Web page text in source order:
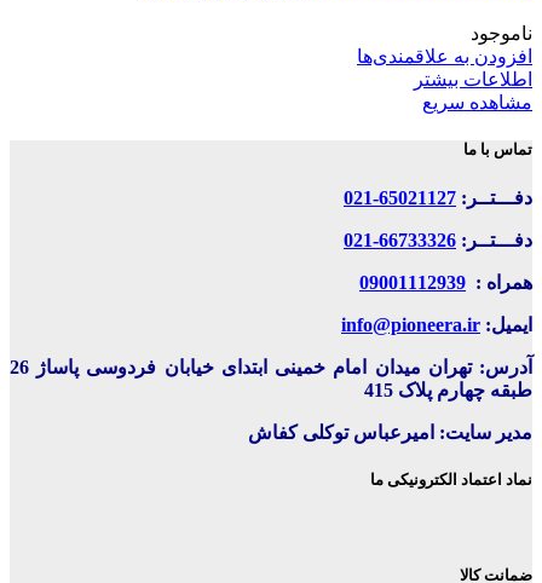
ناموجود
افزودن به علاقمندی‌ها
اطلاعات بیشتر
مشاهده سریع
تماس با ما
دفـــتــر: 65021127-021
دفـــتــر: 66733326-021
همراه : 09001112939
ایمیل: info@pioneera.ir
آدرس: تهران میدان امام خمینی ابتدای خیابان فردوسی پاساژ 26
طبقه چهارم پلاک 415
مدیر سایت: امیرعباس توکلی کفاش
نماد اعتماد الکترونیکی ما
ضمانت کالا